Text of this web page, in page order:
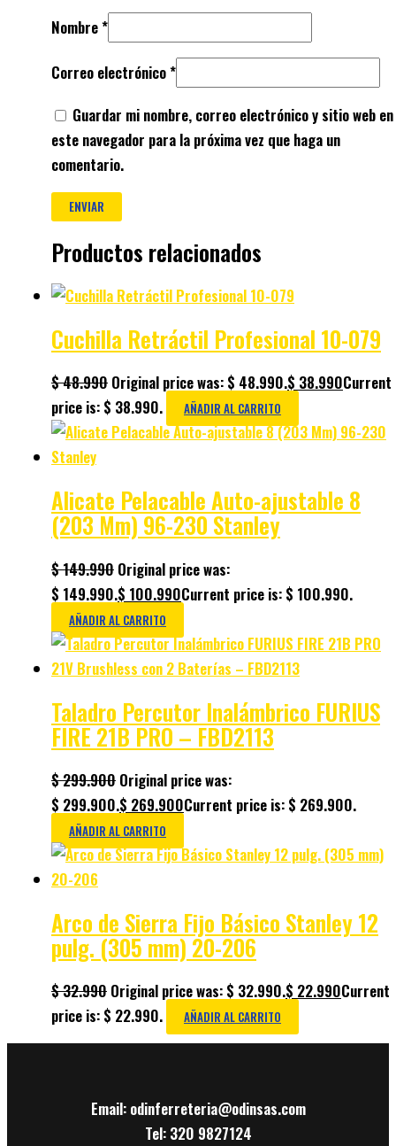
Nombre*
Correo electrónico*
Guardar mi nombre, correo electrónico y sitio web en
este navegador para la próxima vez que haga un
comentario.
Productos relacionados
Cuchilla Retráctil Profesional 10-079
$48.990 Original price was: $ 48.990.$ 38.990Current
price is: $ 38.990.
AÑADIR AL CARRITO
Alicate Pelacable Auto-ajustable 8
(203 Mm) 96-230 Stanley
$149.990 Original price was:
$ 149.990.$ 100.990Current price is: $ 100.990.
AÑADIR AL CARRITO
Taladro Percutor Inalámbrico FURIUS
FIRE 21B PRO – FBD2113
$299.900 Original price was:
$ 299.900.$ 269.900Current price is: $ 269.900.
AÑADIR AL CARRITO
Arco de Sierra Fijo Básico Stanley 12
pulg. (305 mm) 20-206
$32.990 Original price was: $ 32.990.$ 22.990Current
price is: $ 22.990.
AÑADIR AL CARRITO
Email: odinferreteria@odinsas.com
Tel: 320 9827124